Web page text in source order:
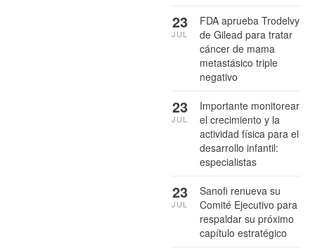
FDA aprueba Trodelvy
de Gilead para tratar
cáncer de mama
metastásico triple
negativo
23
JUL
Importante monitorear
el crecimiento y la
actividad física para el
desarrollo infantil:
especialistas
23
JUL
Sanofi renueva su
Comité Ejecutivo para
respaldar su próximo
capítulo estratégico
23
JUL